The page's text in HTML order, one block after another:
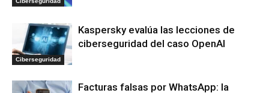
Ciberseguridad
Kaspersky evalúa las lecciones de
ciberseguridad del caso OpenAI
Facturas falsas por WhatsApp: la